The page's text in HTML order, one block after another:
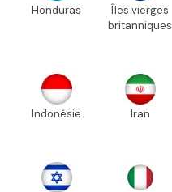
Honduras
Îles vierges
britanniques
Indonésie Iran